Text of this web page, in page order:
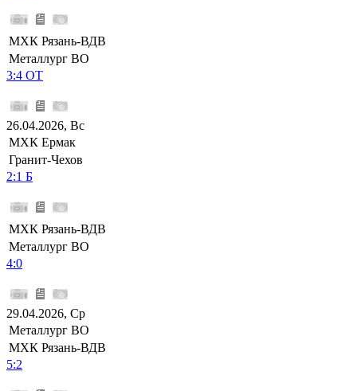
МХК Рязань-ВДВ
Металлург ВО
3:4 ОТ
26.04.2026, Вс
МХК Ермак
Гранит-Чехов
2:1 Б
МХК Рязань-ВДВ
Металлург ВО
4:0
29.04.2026, Ср
Металлург ВО
МХК Рязань-ВДВ
5:2